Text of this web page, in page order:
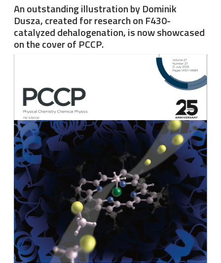
An outstanding illustration by Dominik
Dusza, created for research on F430-
catalyzed dehalogenation, is now showcased
on the cover of PCCP.